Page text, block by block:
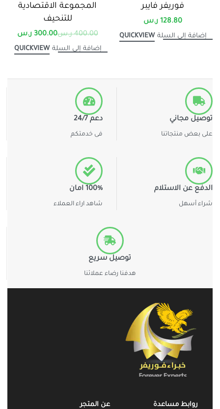
فوريفر فايبر
128.80 ر.س
إضافة إلى السلة QUICKVIEW
المجموعة الاقتصادية
للتنحيف
400.00 ر.س300.00 ر.س
إضافة إلى السلة QUICKVIEW
توصيل مجاني
على بعض منتجاتنا
دعم 24/7
فى خدمتكم
الدفع عن الاستلام
شراء أسهل
100% امان
شاهد اراء العملاء
توصيل سريع
هدفنا رضاء عملائنا
روابط مساعدة عن المتجر